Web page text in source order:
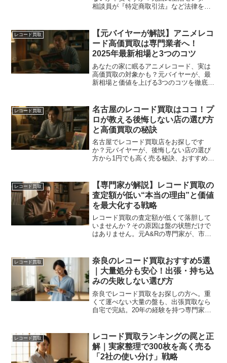
相談員が『特定商取引法』など法律を武
な財産を守りましょう。
レコード買取
【元バイヤーが解説】アニメレコ
ード高価買取は専門業者へ！
2025年最新相場と3つのコツ
あなたの家に眠るアニメレコード、実は
高価買取の対象かも？元バイヤーが、最
新相場と価値を上げる3つのコツを徹底解
レコード買取
名古屋のレコード買取はココ！プ
ロが教える後悔しない店の選び方
と高価買取の秘訣
名古屋でレコード買取店をお探しです
か？元バイヤーが、後悔しない店の選び
方から1円でも高く売る秘訣、おすすめサ
レコード買取
【専門家が解説】レコード買取の
査定額が低い“本当の理由”と価値
を最大化する戦略
レコード買取の査定額が低くて落胆して
いませんか？その原因は盤の状態だけで
はありません。元A&Rの専門家が、市場
り、納得の売却へ導きます。
レコード買取
奈良のレコード買取おすすめ5選
｜大量処分も安心！出張・持ち込
みの失敗しない選び方
奈良でレコード買取をお探しの方へ。重
くて運べない大量の盤も、出張買取なら
自宅で完結。20年の経験を持つ専門家
コードなど信頼できるおすすめ店を厳選
紹介します。
レコード買取
レコード買取ランキングの罠と正
解｜実家整理で300枚を高く売る
「2社の使い分け」戦略